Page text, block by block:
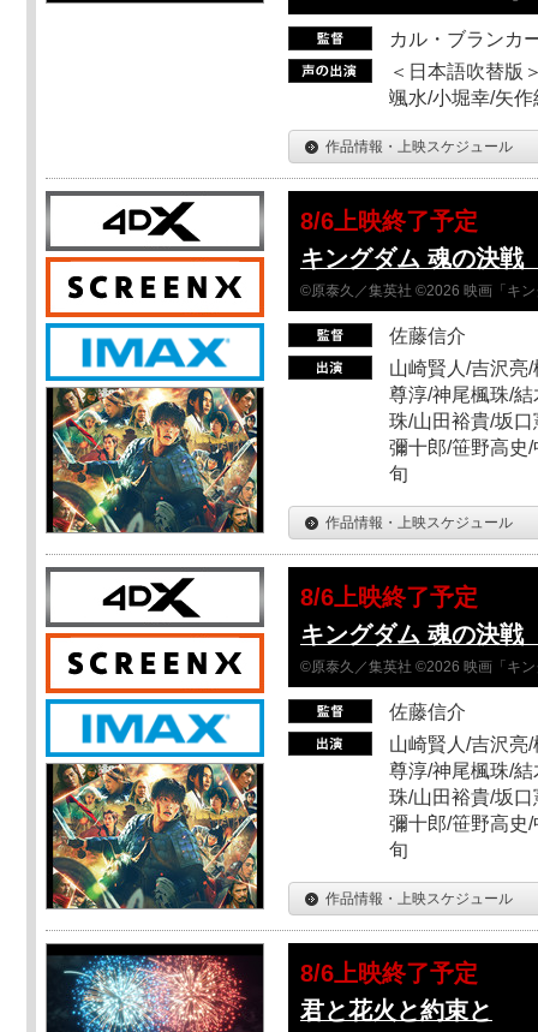
カル・ブランカ
＜日本語吹替版
颯水/小堀幸/矢作
作品情報・上映スケジュール
8/6上映終了予定
キングダム 魂の決
©原泰久／集英社 ©2026 映画「キ
佐藤信介
山崎賢人/吉沢亮
尊淳/神尾楓珠/
珠/山田裕貴/坂
彌十郎/笹野高史
旬
作品情報・上映スケジュール
8/6上映終了予定
キングダム 魂の決
©原泰久／集英社 ©2026 映画「キ
佐藤信介
山崎賢人/吉沢亮
尊淳/神尾楓珠/
珠/山田裕貴/坂
彌十郎/笹野高史
旬
作品情報・上映スケジュール
8/6上映終了予定
君と花火と約束と